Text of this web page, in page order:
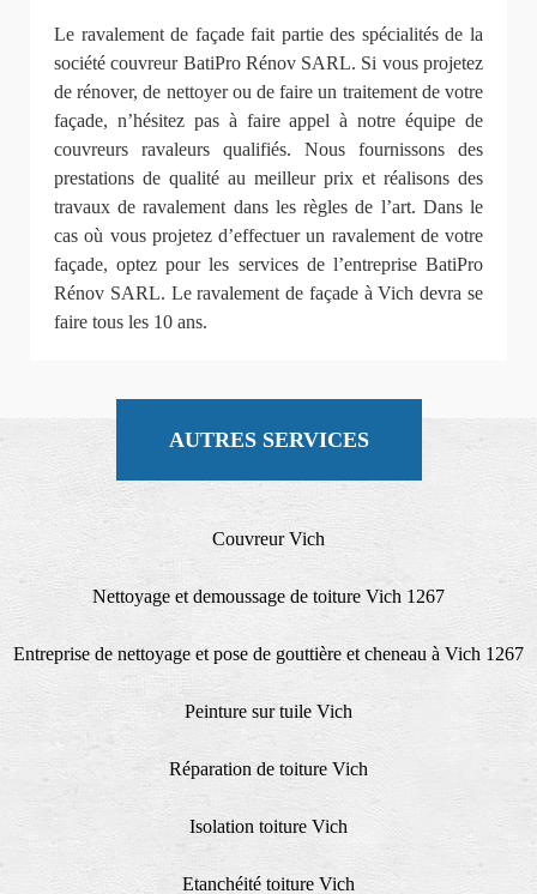
Le ravalement de façade fait partie des spécialités de la
société couvreur BatiPro Rénov SARL. Si vous projetez
de rénover, de nettoyer ou de faire un traitement de votre
façade, n’hésitez pas à faire appel à notre équipe de
couvreurs ravaleurs qualifiés. Nous fournissons des
prestations de qualité au meilleur prix et réalisons des
travaux de ravalement dans les règles de l’art. Dans le
cas où vous projetez d’effectuer un ravalement de votre
façade, optez pour les services de l’entreprise BatiPro
Rénov SARL. Le ravalement de façade à Vich devra se
faire tous les 10 ans.
AUTRES SERVICES
Couvreur Vich
Nettoyage et demoussage de toiture Vich 1267
Entreprise de nettoyage et pose de gouttière et cheneau à Vich 1267
Peinture sur tuile Vich
Réparation de toiture Vich
Isolation toiture Vich
Etanchéité toiture Vich